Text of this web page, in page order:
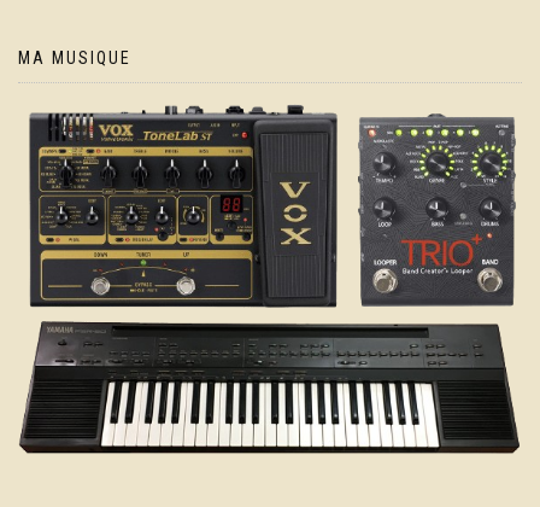
MA MUSIQUE